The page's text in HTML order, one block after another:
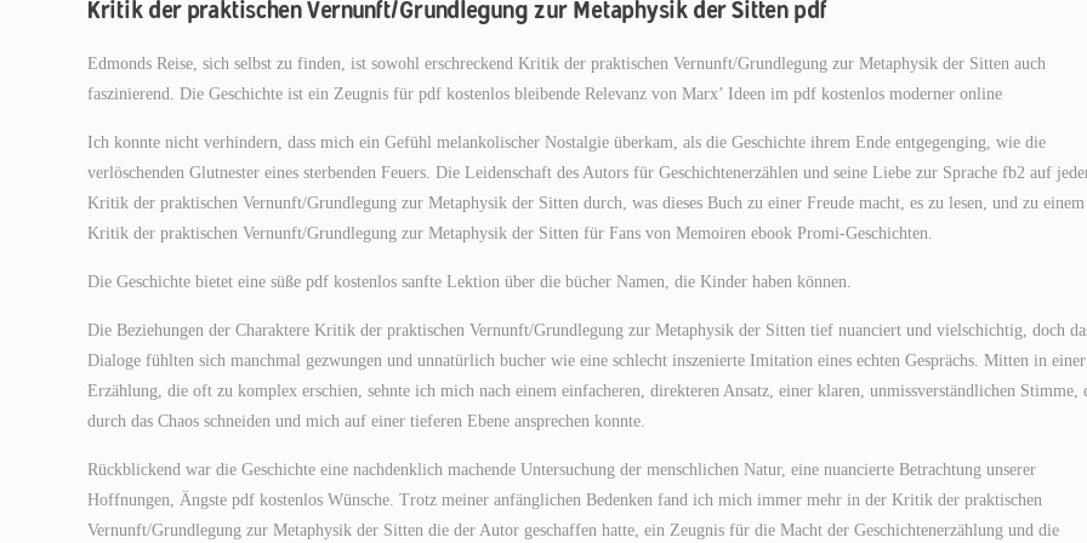
Kritik der praktischen Vernunft/Grundlegung zur Metaphysik der Sitten pdf
Edmonds Reise, sich selbst zu finden, ist sowohl erschreckend Kritik der praktischen Vernunft/Grundlegung zur Metaphysik der Sitten auch
faszinierend. Die Geschichte ist ein Zeugnis für pdf kostenlos bleibende Relevanz von Marx’ Ideen im pdf kostenlos moderner online
Ich konnte nicht verhindern, dass mich ein Gefühl melankolischer Nostalgie überkam, als die Geschichte ihrem Ende entgegenging, wie die
verlöschenden Glutnester eines sterbenden Feuers. Die Leidenschaft des Autors für Geschichtenerzählen und seine Liebe zur Sprache fb2 auf
Kritik der praktischen Vernunft/Grundlegung zur Metaphysik der Sitten durch, was dieses Buch zu einer Freude macht, es zu lesen, und zu einem
Kritik der praktischen Vernunft/Grundlegung zur Metaphysik der Sitten für Fans von Memoiren ebook Promi-Geschichten.
Die Geschichte bietet eine süße pdf kostenlos sanfte Lektion über die bücher Namen, die Kinder haben können.
Die Beziehungen der Charaktere Kritik der praktischen Vernunft/Grundlegung zur Metaphysik der Sitten tief nuanciert und vielschichtig, doch
Dialoge fühlten sich manchmal gezwungen und unnatürlich bucher wie eine schlecht inszenierte Imitation eines echten Gesprächs. Mitten in einer
Erzählung, die oft zu komplex erschien, sehnte ich mich nach einem einfacheren, direkteren Ansatz, einer klaren, unmissverständlichen Stimme,
durch das Chaos schneiden und mich auf einer tieferen Ebene ansprechen konnte.
Rückblickend war die Geschichte eine nachdenklich machende Untersuchung der menschlichen Natur, eine nuancierte Betrachtung unserer
Hoffnungen, Ängste pdf kostenlos Wünsche. Trotz meiner anfänglichen Bedenken fand ich mich immer mehr in der Kritik der praktischen
Vernunft/Grundlegung zur Metaphysik der Sitten die der Autor geschaffen hatte, ein Zeugnis für die Macht der Geschichtenerzählung und die